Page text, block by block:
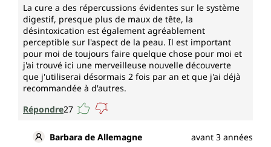
La cure a des répercussions évidentes sur le système
digestif, presque plus de maux de tête, la
désintoxication est également agréablement
perceptible sur l'aspect de la peau. Il est important
pour moi de toujours faire quelque chose pour moi et
j'ai trouvé ici une merveilleuse nouvelle découverte
que j'utiliserai désormais 2 fois par an et que j'ai déjà
recommandée à d'autres.
Répondre27
Barbara de Allemagne
avant 3 années